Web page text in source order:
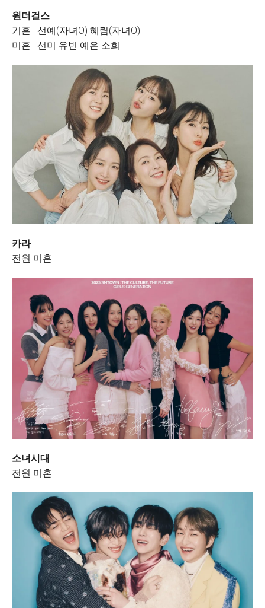
원더걸스
기혼 : 선예(자녀O) 혜림(자녀O)
미혼 : 선미 유빈 예은 소희
카라
전원 미혼
소녀시대
전원 미혼